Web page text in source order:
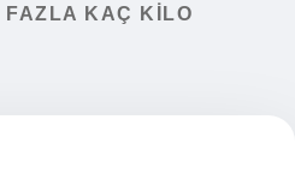
FAZLA KAÇ KILO